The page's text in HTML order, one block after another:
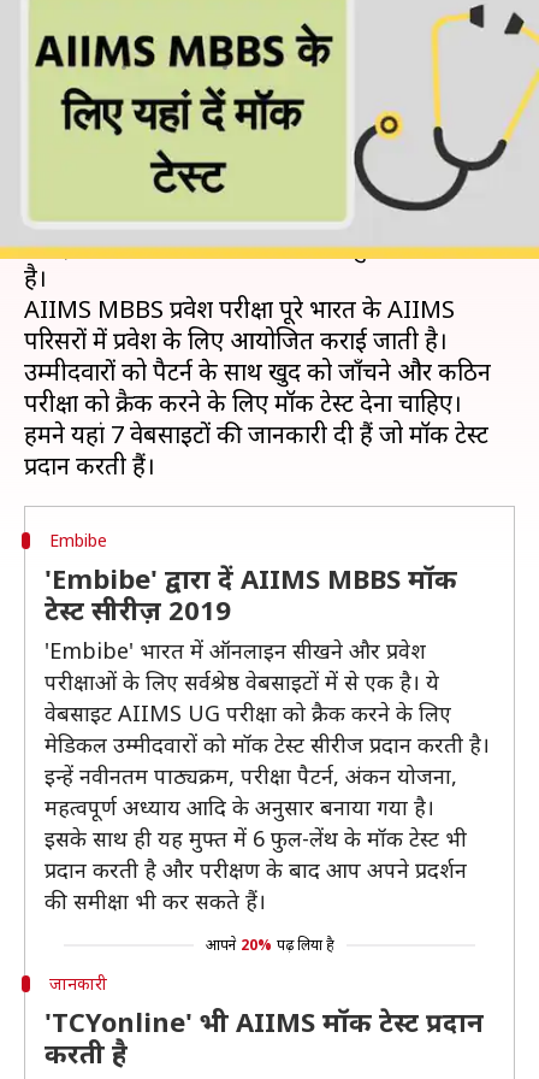
परीक्षा के लिए मॉक टेस्ट
लेखन मोना दीक्षित Jan 04, 2019 02:08 pm
डॉक्टर बनना विज्ञान से पढ़ाई कर रहे हर छात्र का सपना
होता है, वहीं अखिल भारतीय आयुर्विज्ञान संस्थान (AIIMS),
में पढ़ना मेडिकल उम्मीदवारों के लिए बहुत मायने रखता
है।
AIIMS MBBS प्रवेश परीक्षा पूरे भारत के AIIMS
परिसरों में प्रवेश के लिए आयोजित कराई जाती है।
उम्मीदवारों को पैटर्न के साथ खुद को जाँचने और कठिन
परीक्षा को क्रैक करने के लिए मॉक टेस्ट देना चाहिए।
हमने यहां 7 वेबसाइटों की जानकारी दी हैं जो मॉक टेस्ट
Embibe
'Embibe' द्वारा दें AIIMS MBBS मॉक
टेस्ट सीरीज़ 2019
'Embibe' भारत में ऑनलाइन सीखने और प्रवेश
परीक्षाओं के लिए सर्वश्रेष्ठ वेबसाइटों में से एक है। ये
वेबसाइट AIIMS UG परीक्षा को क्रैक करने के लिए
मेडिकल उम्मीदवारों को मॉक टेस्ट सीरीज प्रदान करती है।
इन्हें नवीनतम पाठ्यक्रम, परीक्षा पैटर्न, अंकन योजना,
महत्वपूर्ण अध्याय आदि के अनुसार बनाया गया है।
इसके साथ ही यह मुफ्त में 6 फुल-लेंथ के मॉक टेस्ट भी
प्रदान करती है और परीक्षण के बाद आप अपने प्रदर्शन
की समीक्षा भी कर सकते हैं।
आपने 20% पढ़ लिया है
जानकारी
'TCYonline' भी AIIMS मॉक टेस्ट प्रदान
करती है